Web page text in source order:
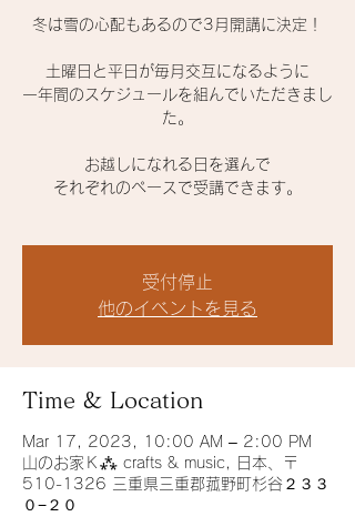
冬は雪の心配もあるので3月開講に決定！
土曜日と平日が毎月交互になるように
一年間のスケジュールを組んでいただきまし
た。
お越しになれる日を選んで
それぞれのペースで受講できます。
受付停止
他のイベントを見る
Time & Location
Mar 17, 2023, 10:00 AM – 2:00 PM
山のお家Ｋ⁂ crafts & music, 日本、〒
510-1326 三重県三重郡菰野町杉谷２３３
０−２０